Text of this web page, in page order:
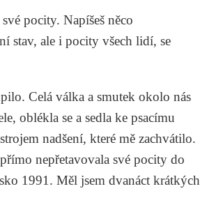
pocity. Napíšeš něco
stav, ale i pocity všech lidí, se
Celá válka a smutek okolo nás
oblékla se a sedla ke psacímu
nadšení, které mě zachvátilo.
nepřetavovala své pocity do
1991 . Měl jsem dvanáct krátkých